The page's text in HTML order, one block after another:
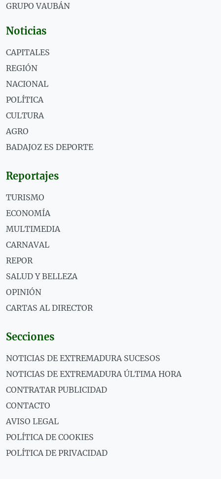
GRUPO VAUBÁN
Noticias
CAPITALES
REGIÓN
NACIONAL
POLÍTICA
CULTURA
AGRO
BADAJOZ ES DEPORTE
Reportajes
TURISMO
ECONOMÍA
MULTIMEDIA
CARNAVAL
REPOR
SALUD Y BELLEZA
OPINIÓN
CARTAS AL DIRECTOR
Secciones
NOTICIAS DE EXTREMADURA SUCESOS
NOTICIAS DE EXTREMADURA ÚLTIMA HORA
CONTRATAR PUBLICIDAD
CONTACTO
AVISO LEGAL
POLÍTICA DE COOKIES
POLÍTICA DE PRIVACIDAD